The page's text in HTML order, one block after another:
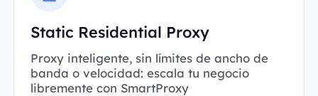
Static Residential Proxy
Proxy inteligente, sin límites de ancho de
banda o velocidad: escala tu negocio
libremente con SmartProxy